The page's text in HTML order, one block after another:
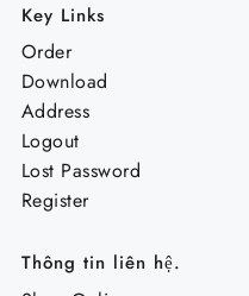
Key Links
Order
Download
Address
Logout
Lost Password
Register
Thông tin liên hệ.